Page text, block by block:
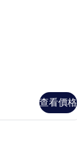
查看價格